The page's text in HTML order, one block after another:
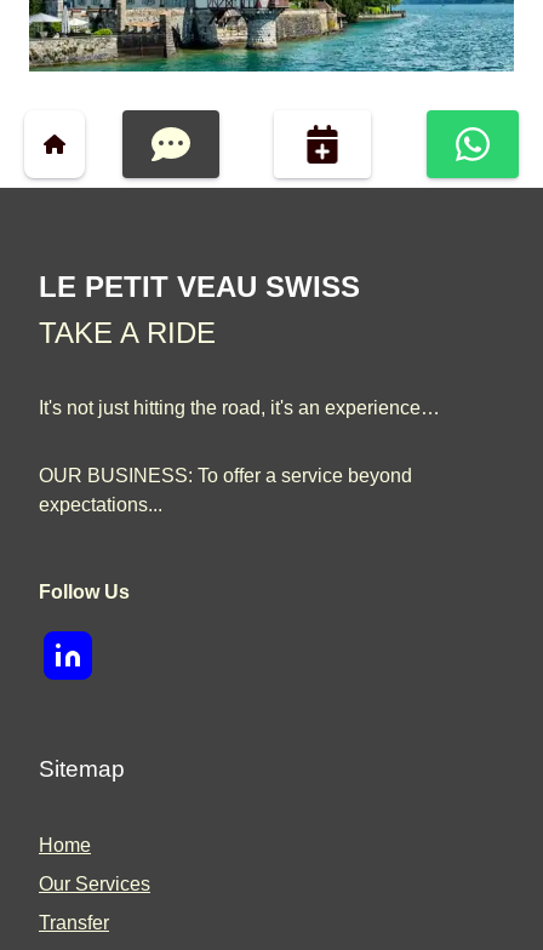
LE PETIT VEAU SWISS
TAKE A RIDE
It's not just hitting the road, it's an experience…
OUR BUSINESS: To offer a service beyond
expectations...
Follow Us
Sitemap
Home
Our Services
Transfer